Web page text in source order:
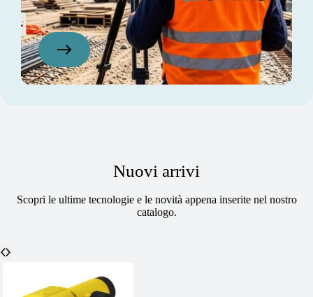
Nuovi arrivi
Scopri le ultime tecnologie e le novità appena inserite nel nostro
catalogo.